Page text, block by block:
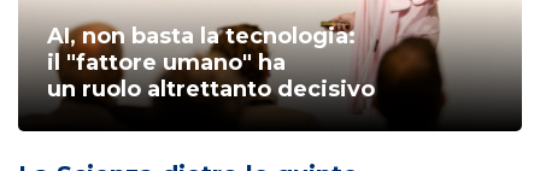
AI, non basta la tecnologia:
il "fattore umano" ha
un ruolo altrettanto decisivo